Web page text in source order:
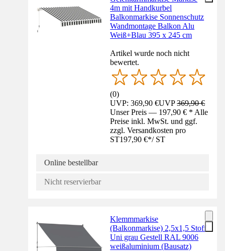
4m mit Handkurbel
Balkonmarkise Sonnenschutz
Wandmontage Balkon Alu
Weiß+Blau 395 x 245 cm
Artikel wurde noch nicht
bewertet.
(0)
UVP: 369,90 €UVP369,90 €
Unser Preis — 197,90 € * Alle
Preise inkl. MwSt. und ggf.
zzgl. Versandkosten pro
ST197,90 €*/ ST
Online bestellbar
Nicht reservierbar
Klemmmarkise
(Balkonmarkise) 2,5x1,5 Stoff
Uni grau Gestell RAL 9006
weißaluminium (Bausatz)